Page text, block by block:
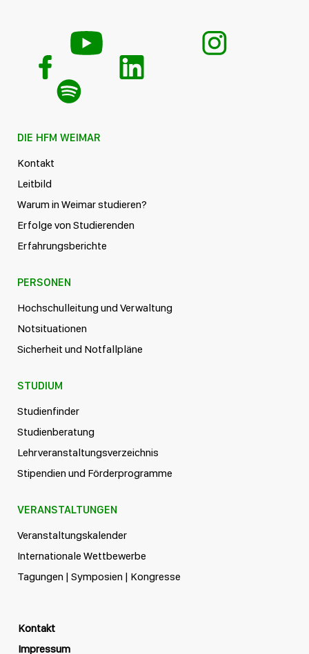
DIE HFM WEIMAR
Kontakt
Leitbild
Warum in Weimar studieren?
Erfolge von Studierenden
Erfahrungsberichte
PERSONEN
Hochschulleitung und Verwaltung
Notsituationen
Sicherheit und Notfallpläne
STUDIUM
Studienfinder
Studienberatung
Lehrveranstaltungsverzeichnis
Stipendien und Förderprogramme
VERANSTALTUNGEN
Veranstaltungskalender
Internationale Wettbewerbe
Tagungen | Symposien | Kongresse
Kontakt
Impressum